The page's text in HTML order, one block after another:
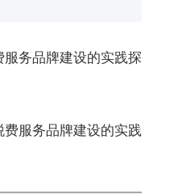
服务品牌建设的实践探
费服务品牌建设的实践